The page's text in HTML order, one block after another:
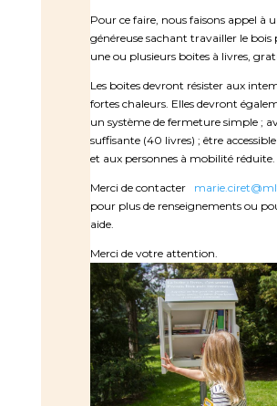
Pour ce faire, nous faisons appel à
généreuse sachant travailler le
une ou plusieurs boites à livres,
Les boites devront résister aux
fortes chaleurs. Elles devront
un système de fermeture simple ;
suffisante (40 livres) ; être
et aux personnes à mobilité réduite.
Merci de contacter
pour plus de renseignements ou
aide.
Merci de votre attention.